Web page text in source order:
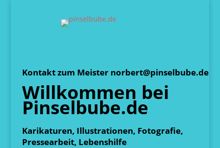
Kontakt zum Meister norbert@pinselbube.de
Willkommen bei
Pinselbube.de
Karikaturen, Illustrationen, Fotografie,
Pressearbeit, Lebenshilfe